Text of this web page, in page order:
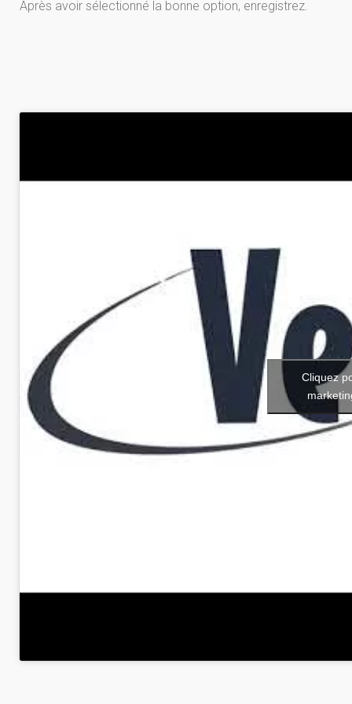
Après avoir sélectionné la bonne option, enregistrez.
Cliquez